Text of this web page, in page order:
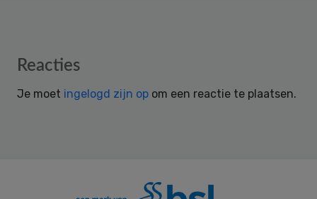
Reader
Reacties
Je moet ingelogd zijn op om een reactie te plaatsen.